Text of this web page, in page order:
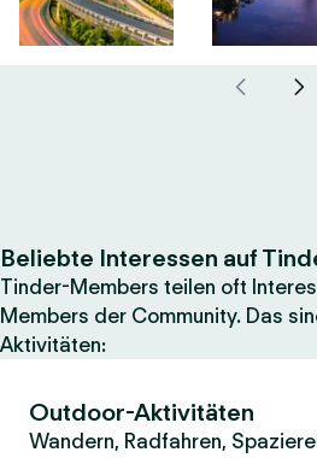
Beliebte Interessen auf
Tinder-Members teilen oft
Members der Community. Das
Aktivitäten:
Outdoor-Aktivitäten
Wandern, Radfahren,